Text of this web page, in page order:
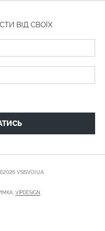
ВІД СВОЇХ
VSISVOI.UA
VIPDESIGN